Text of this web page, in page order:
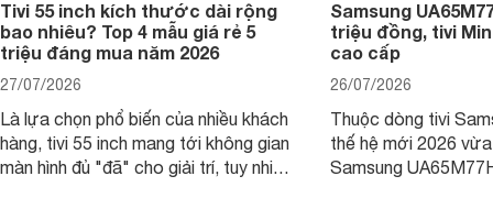
Tivi 55 inch kích thước dài rộng
bao nhiêu? Top 4 mẫu giá rẻ 5
triệu đáng mua năm 2026
27/07/2026
Là lựa chọn phổ biến của nhiều khách
hàng, tivi 55 inch mang tới không gian
màn hình đủ "đã" cho giải trí, tuy nhiên
Samsung
triệu đồng, tivi
cao cấp
26/07/2026
Thuộc dòng tivi
thế hệ mới 2026
Samsung